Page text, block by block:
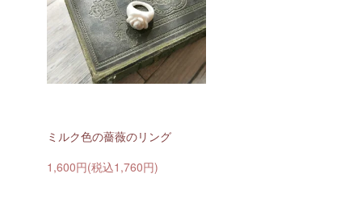
ミルク色の薔薇のリング
1,600円(税込1,760円)